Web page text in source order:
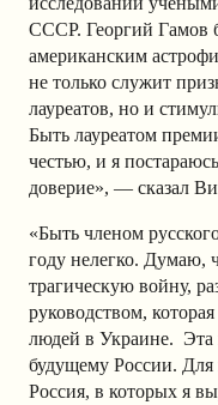
СССР. Георгий Гамов
американским
не только служит
лауреатов, но и
Быть лауреатом
честью, и я
доверие», — сказал
«Быть членом
году нелегко. Думаю,
трагическую войну,
руководством,
людей в Украине. Эта
будущему России.
Россия, в которых я